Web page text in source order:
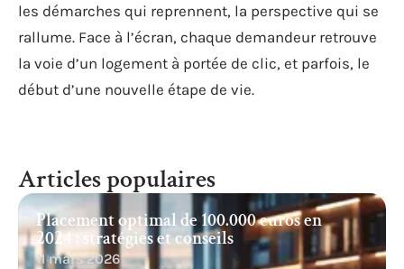
les démarches qui reprennent, la perspective qui se
rallume. Face à l’écran, chaque demandeur retrouve
la voie d’un logement à portée de clic, et parfois, le
début d’une nouvelle étape de vie.
Articles populaires
Placement optimal de 100.000 euros en
2024 : stratégies et conseils
11 mars 2026